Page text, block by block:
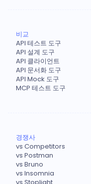
비교
API 테스트 도구
API 설계 도구
API 클라이언트
API 문서화 도구
API Mock 도구
MCP 테스트 도구
경쟁사
vs Competitors
vs Postman
vs Bruno
vs Insomnia